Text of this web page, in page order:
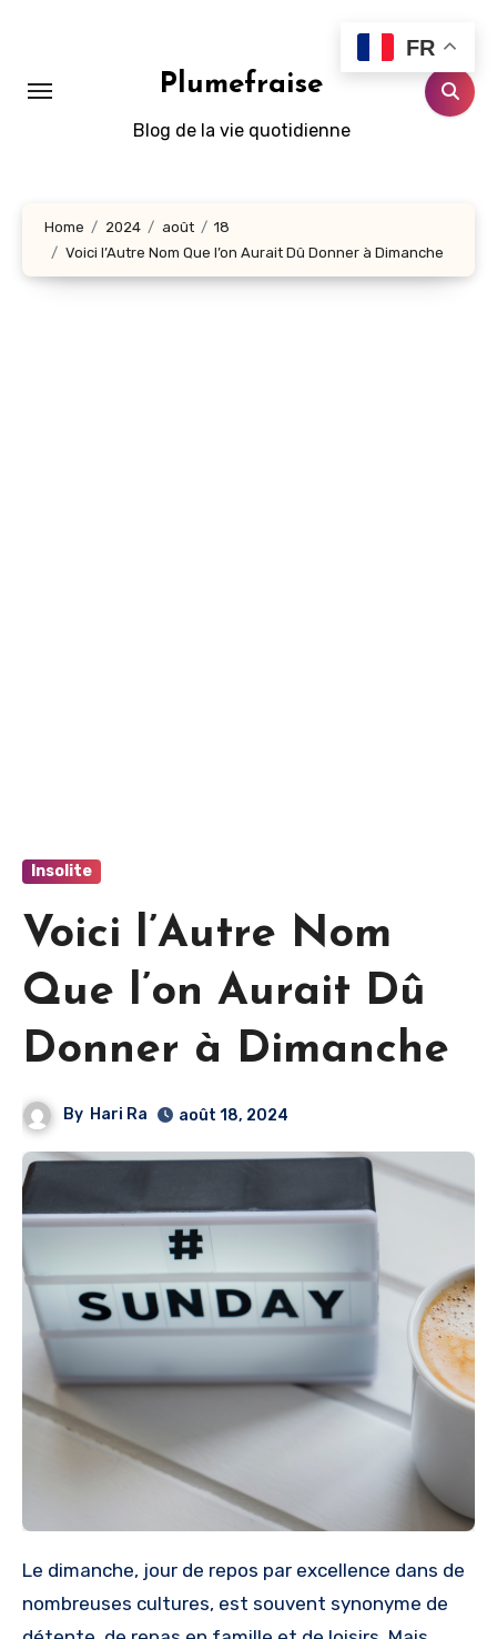
Plumefraise
Blog de la vie quotidienne
Home 2024 août
18
Voici l’Autre Nom Que l’on Aurait Dû Donner à Dimanche
Insolite
Voici l’Autre Nom
Que l’on Aurait Dû
Donner à Dimanche
By Hari Ra août 18, 2024
Le dimanche, jour de repos par excellence dans de
nombreuses cultures, est souvent synonyme de
FR